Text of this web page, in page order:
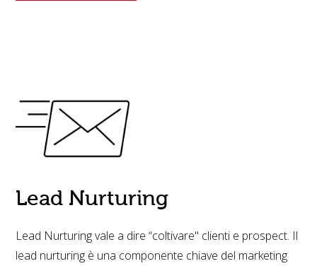
Lead Nurturing
Lead Nurturing vale a dire “coltivare" clienti e prospect. Il
lead nurturing è una componente chiave del marketing